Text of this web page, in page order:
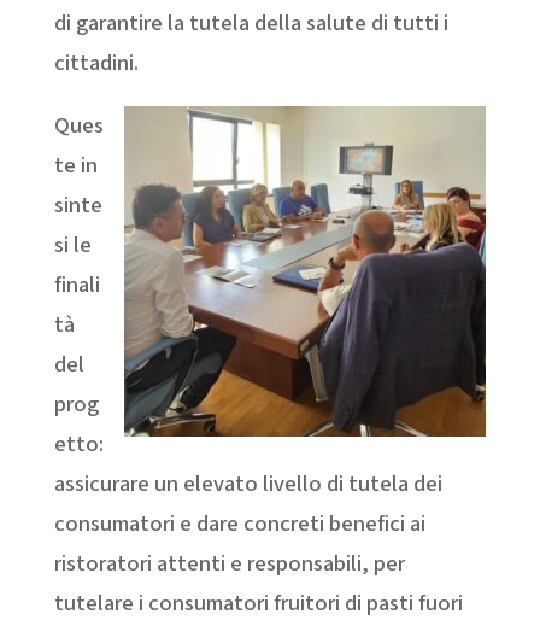
di garantire la tutela della salute di tutti i
cittadini.
Ques
te in
sinte
si le
finali
tà
del
prog
etto:
assicurare un elevato livello di tutela dei
consumatori e dare concreti benefici ai
ristoratori attenti e responsabili, per
tutelare i consumatori fruitori di pasti fuori